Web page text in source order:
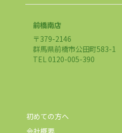
前橋南店
〒379-2146
群馬県前橋市公田町583-1
TEL 0120-005-390
初めての方へ
会社概要